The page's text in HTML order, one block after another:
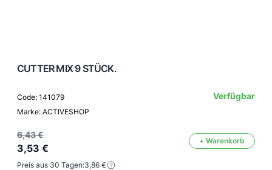
CUTTER MIX 9 STÜCK.
Code: 141079
Marke: ACTIVESHOP
Verfügbar
6,43 €
3,53 €
+ Warenkorb
Preis aus 30 Tagen:3,86 €